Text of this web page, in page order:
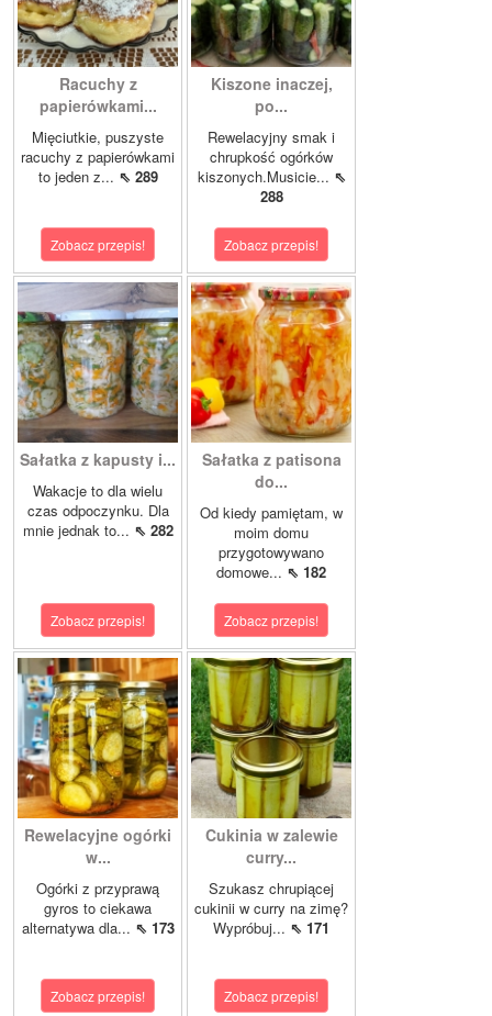
Racuchy z
papierówkami...
Mięciutkie, puszyste
racuchy z papierówkami
to jeden z... ⇖ 289
Zobacz przepis!
Kiszone inaczej,
po...
Rewelacyjny smak i
chrupkość ogórków
kiszonych.Musicie... ⇖
288
Zobacz przepis!
Sałatka z kapusty i...
Wakacje to dla wielu
czas odpoczynku. Dla
mnie jednak to... ⇖ 282
Zobacz przepis!
Sałatka z patisona
do...
Od kiedy pamiętam, w
moim domu
przygotowywano
domowe... ⇖ 182
Zobacz przepis!
Rewelacyjne ogórki
w...
Ogórki z przyprawą
gyros to ciekawa
alternatywa dla... ⇖ 173
Zobacz przepis!
Cukinia w zalewie
curry...
Szukasz chrupiącej
cukinii w curry na zimę?
Wypróbuj... ⇖ 171
Zobacz przepis!